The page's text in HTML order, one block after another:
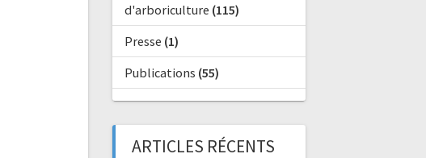
d'arboriculture (115)
Presse (1)
Publications (55)
ARTICLES RÉCENTS